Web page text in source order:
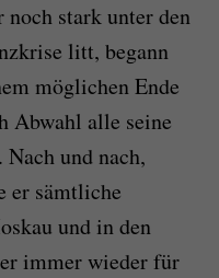
stark unter den
litt, begann
möglichen Ende
Abwahl alle seine
und nach,
er sämtliche
und in den
immer wieder für